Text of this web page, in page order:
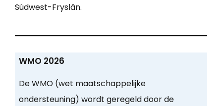
Súdwest-Fryslân.
WMO 2026
De WMO (wet maatschappelijke
ondersteuning) wordt geregeld door de